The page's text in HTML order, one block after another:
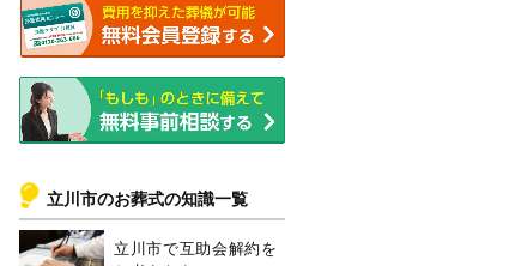
立川市のお葬式の知識一覧
立川市で互助会解約を